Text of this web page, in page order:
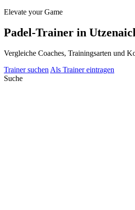
Elevate your Game
Padel-Trainer in
Vergleiche Coaches, Trainingsarten und
Trainer suchen Als Trainer eintragen
Suche